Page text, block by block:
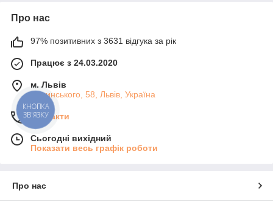
Про нас
97% позитивних з 3631 відгука за рік
Працює з 24.03.2020
м. Львів
Липинського, 58, Львів, Україна
Контакти
Сьогодні вихідний
Показати весь графік роботи
Про нас
КНОПКА
ЗВ'ЯЗКУ